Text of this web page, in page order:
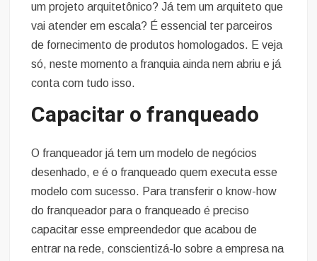
um projeto arquitetônico? Já tem um arquiteto que
vai atender em escala? É essencial ter parceiros
de fornecimento de produtos homologados. E veja
só, neste momento a franquia ainda nem abriu e já
conta com tudo isso.
Capacitar o franqueado
O franqueador já tem um modelo de negócios
desenhado, e é o franqueado quem executa esse
modelo com sucesso. Para transferir o know-how
do franqueador para o franqueado é preciso
capacitar esse empreendedor que acabou de
entrar na rede, conscientizá-lo sobre a empresa na